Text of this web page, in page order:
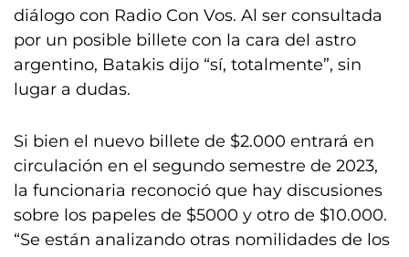
diálogo con Radio Con Vos. Al ser consultada
por un posible billete con la cara del astro
argentino, Batakis dijo “sí, totalmente”, sin
lugar a dudas.
Si bien el nuevo billete de $2.000 entrará en
circulación en el segundo semestre de 2023,
la funcionaria reconoció que hay discusiones
sobre los papeles de $5000 y otro de $10.000.
“Se están analizando otras nomilidades de los